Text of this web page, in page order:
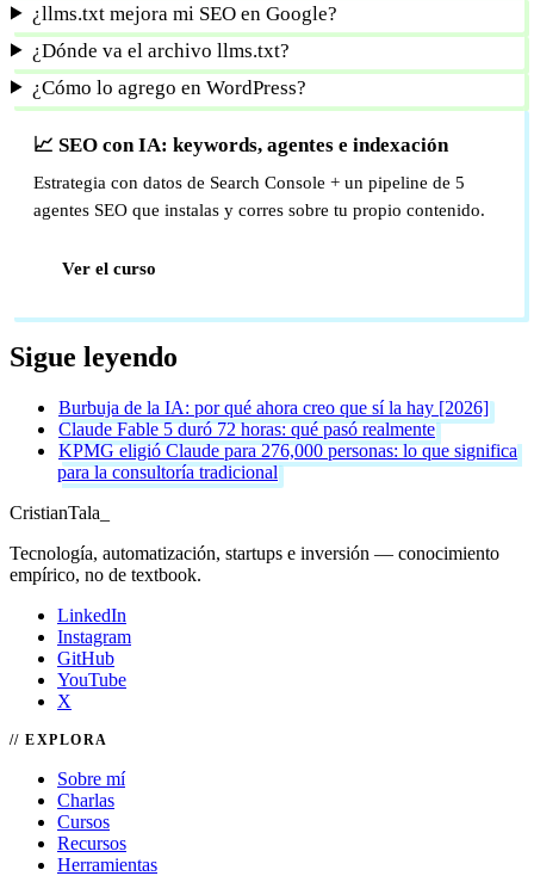
¿llms.txt mejora mi SEO en Google?
¿Dónde va el archivo llms.txt?
¿Cómo lo agrego en WordPress?
📈 SEO con IA: keywords, agentes e indexación
Estrategia con datos de Search Console + un pipeline de 5
agentes SEO que instalas y corres sobre tu propio contenido.
Ver el curso
Sigue leyendo
Burbuja de la IA: por qué ahora creo que sí la hay [2026]
Claude Fable 5 duró 72 horas: qué pasó realmente
KPMG eligió Claude para 276,000 personas: lo que significa
para la consultoría tradicional
CristianTala
Tecnología, automatización, startups e inversión — conocimiento
empírico, no de textbook.
LinkedIn
Instagram
GitHub
YouTube
X
EXPLORA
Sobre mí
Charlas
Cursos
Recursos
Herramientas